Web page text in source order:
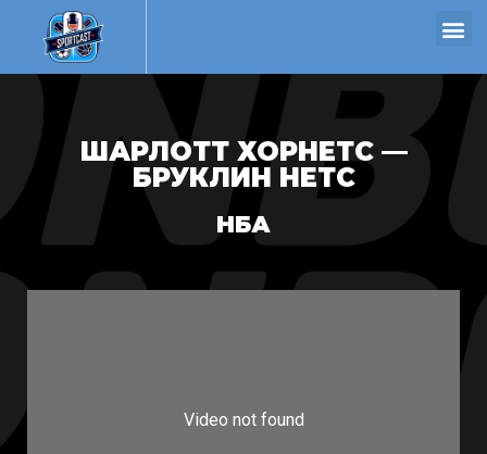
ШАРЛОТТ ХОРНЕТС —
БРУКЛИН НЕТС
НБА